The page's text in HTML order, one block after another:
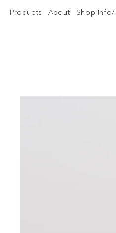
Products About Shop